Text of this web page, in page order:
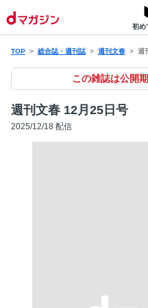
初め
TOP 総合誌・週刊誌 週刊文春 週
この雑誌は公開
週刊文春 12月25日号
2025/12/18 配信